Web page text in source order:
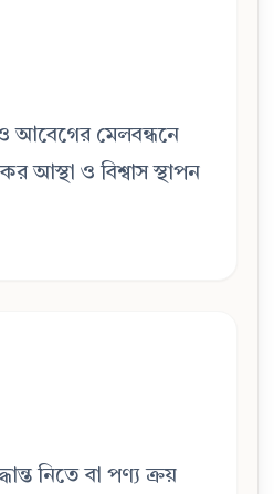
আবেগের মেলবন্ধনে
আস্থা ও বিশ্বাস স্থাপন
নিতে বা পণ্য ক্রয়